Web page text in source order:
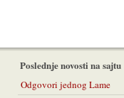
Poslednje novosti na sajtu
Odgovori jednog Lame